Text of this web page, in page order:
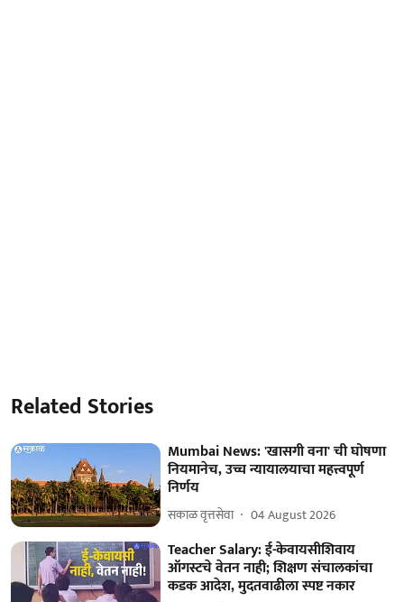
Related Stories
Mumbai News: 'खासगी वना' ची घोषणा
नियमानेच, उच्च न्यायालयाचा महत्त्वपूर्ण
निर्णय
सकाळ वृत्तसेवा 04 August 2026
Teacher Salary: ई-केवायसीशिवाय
ऑगस्टचे वेतन नाही; शिक्षण संचालकांचा
कडक आदेश, मुदतवाढीला स्पष्ट नकार